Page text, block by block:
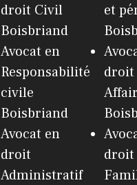
droit Civil
Boisbriand
Avocat en
Responsabilité
civile
Boisbriand
Avocat en
droit
Administratif
et
droit
droit